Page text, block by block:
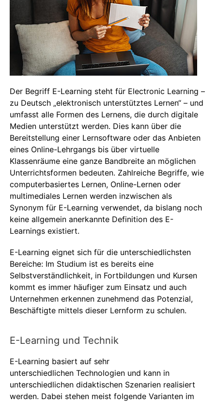
Der Begriff E-Learning steht für Electronic Learning –
zu Deutsch „elektronisch unterstütztes Lernen“ – und
umfasst alle Formen des Lernens, die durch digitale
Medien unterstützt werden. Dies kann über die
Bereitstellung einer Lernsoftware oder das Anbieten
eines Online-Lehrgangs bis über virtuelle
Klassenräume eine ganze Bandbreite an möglichen
Unterrichtsformen bedeuten. Zahlreiche Begriffe, wie
computerbasiertes Lernen, Online-Lernen oder
multimediales Lernen werden inzwischen als
Synonym für E-Learning verwendet, da bislang noch
keine allgemein anerkannte Definition des E-
Learnings existiert.
E-Learning eignet sich für die unterschiedlichsten
Bereiche: Im Studium ist es bereits eine
Selbstverständlichkeit, in Fortbildungen und Kursen
kommt es immer häufiger zum Einsatz und auch
Unternehmen erkennen zunehmend das Potenzial,
Beschäftigte mittels dieser Lernform zu schulen.
E-Learning und Technik
E-Learning basiert auf sehr
unterschiedlichen Technologien und kann in
unterschiedlichen didaktischen Szenarien realisiert
werden. Dabei stehen meist folgende Varianten im